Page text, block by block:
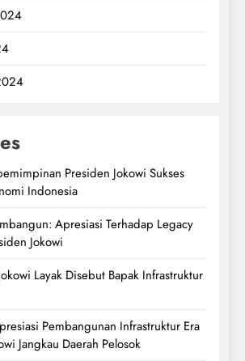
Presiden Jokowi Sukses
Indonesia
Apresiasi Terhadap Legacy
Jokowi
Layak Disebut Bapak Infrastruktur
Pembangunan Infrastruktur Era
Jangkau Daerah Pelosok